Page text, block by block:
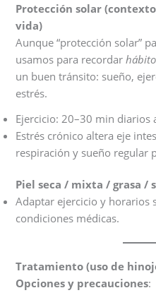
Protección solar
vida)
Aunque “protección solar”
usamos para recordar
un buen tránsito: sueño,
estrés.
Ejercicio: 20–30 min diarios
Estrés crónico altera eje
respiración y sueño regular
Piel seca / mixta / grasa /
Adaptar ejercicio y horarios
condiciones médicas.
Tratamiento (uso de
Opciones y precauciones: